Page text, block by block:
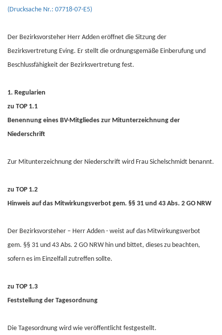
(Drucksache Nr.: 07718-07-E5)
Der Bezirksvorsteher Herr Adden eröffnet die Sitzung der
Bezirksvertretung Eving. Er stellt die ordnungsgemäße Einberufung und
Beschlussfähigkeit der Bezirksvertretung fest.
1. Regularien
zu TOP 1.1
Benennung eines BV-Mitgliedes zur Mitunterzeichnung der
Niederschrift
Zur Mitunterzeichnung der Niederschrift wird Frau Sichelschmidt benannt.
zu TOP 1.2
Hinweis auf das Mitwirkungsverbot gem. §§ 31 und 43 Abs. 2 GO NRW
Der Bezirksvorsteher – Herr Adden - weist auf das Mitwirkungsverbot
gem. §§ 31 und 43 Abs. 2 GO NRW hin und bittet, dieses zu beachten,
sofern es im Einzelfall zutreffen sollte.
zu TOP 1.3
Feststellung der Tagesordnung
Die Tagesordnung wird wie veröffentlicht festgestellt.